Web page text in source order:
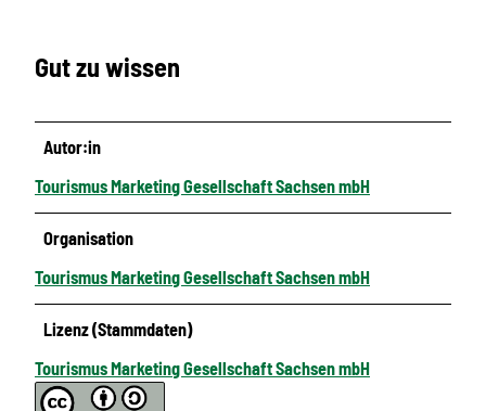
Gut zu wissen
Autor:in
Tourismus Marketing Gesellschaft Sachsen mbH
Organisation
Tourismus Marketing Gesellschaft Sachsen mbH
Lizenz (Stammdaten)
Tourismus Marketing Gesellschaft Sachsen mbH